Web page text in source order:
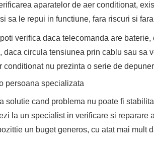
aparatelor de aer conditionat,
sa le repui in functiune, fara riscuri si
verifica daca telecomanda are
daca circula tensiunea prin cablu sau sa
conditionat nu prezinta o serie de
persoana specializata
solutie cand problema nu poate fi
la un specialist in verificare si reparare
un buget generos, cu atat mai mult